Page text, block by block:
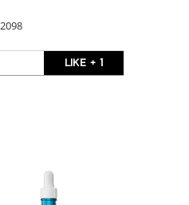
LIKE + 1